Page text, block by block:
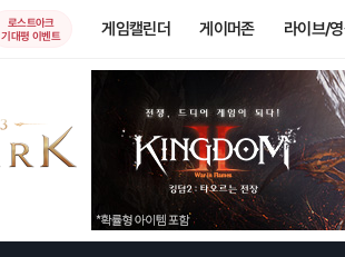
로스트아크
기대평 이벤트
게임캘린더 게이머존 라이브/